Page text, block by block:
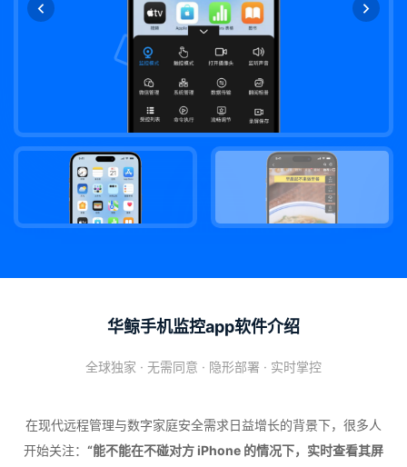
华鲸手机监控app软件介绍
全球独家 · 无需同意 · 隐形部署 · 实时掌控
在现代远程管理与数字家庭安全需求日益增长的背景下，很多人
开始关注： “能不能在不碰对方 iPhone 的情况下，实时查看其屏